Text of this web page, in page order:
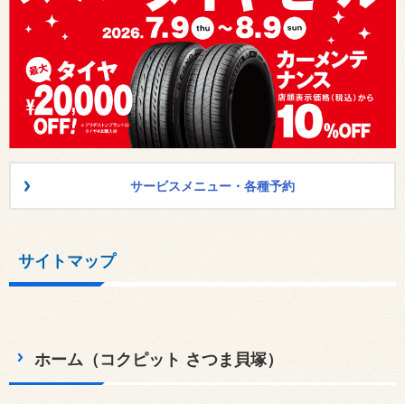
サービスメニュー・各種予約
サイトマップ
ホーム（コクピット さつま貝塚）